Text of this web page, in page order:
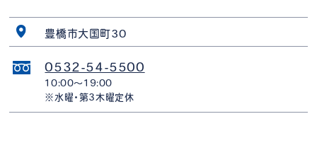
豊橋市大国町30
0532-54-5500
10:00〜19:00
※水曜・第3木曜定休